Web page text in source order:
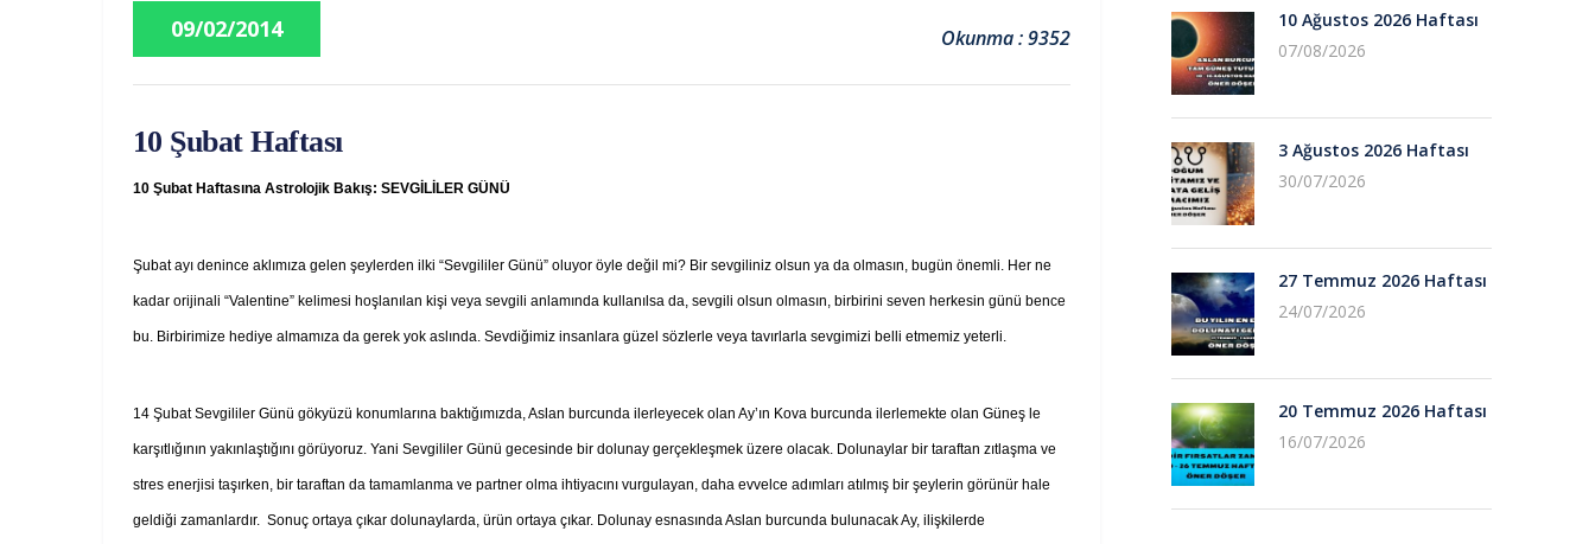
09/02/2014 Okunma : 9352
10 Şubat Haftası
10 Şubat Haftasına Astrolojik Bakış: SEVGİLİLER GÜNÜ
Şubat ayı denince aklımıza gelen şeylerden ilki “Sevgililer Günü” oluyor öyle değil mi? Bir sevgiliniz olsun ya da olmasın, bugün önemli. Her ne
kadar orijinali “Valentine” kelimesi hoşlanılan kişi veya sevgili anlamında kullanılsa da, sevgili olsun olmasın, birbirini seven herkesin günü bence
bu. Birbirimize hediye almamıza da gerek yok aslında. Sevdiğimiz insanlara güzel sözlerle veya tavırlarla sevgimizi belli etmemiz yeterli.
14 Şubat Sevgililer Günü gökyüzü konumlarına baktığımızda, Aslan burcunda ilerleyecek olan Ay’ın Kova burcunda ilerlemekte olan Güneş le
karşıtlığının yakınlaştığını görüyoruz. Yani Sevgililer Günü gecesinde bir dolunay gerçekleşmek üzere olacak. Dolunaylar bir taraftan zıtlaşma ve
stres enerjisi taşırken, bir taraftan da tamamlanma ve partner olma ihtiyacını vurgulayan, daha evvelce adımları atılmış bir şeylerin görünür hale
geldiği zamanlardır. Sonuç ortaya çıkar dolunaylarda, ürün ortaya çıkar. Dolunay esnasında Aslan burcunda bulunacak Ay, ilişkilerde
10 Ağustos 2026 Haftası
07/08/2026
3 Ağustos 2026 Haftası
30/07/2026
27 Temmuz 2026 Haftası
24/07/2026
20 Temmuz 2026 Haftası
16/07/2026